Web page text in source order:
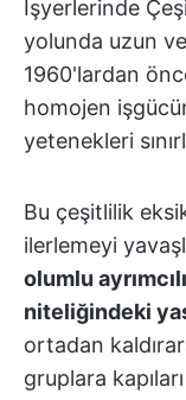
İşyerlerinde
yolunda uzun
1960'lardan
homojen
yetenekleri
Bu çeşitlilik
ilerlemeyi
olumlu
niteliğindeki
ortadan
gruplara